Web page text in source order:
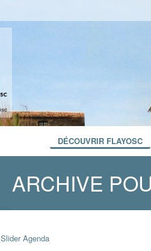
DÉCOUVRIR FLAYOSC
ARCHIVE
Slider Agenda